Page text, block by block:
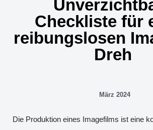
Checkliste für
reibungslosen
Dreh
März 2024
Die Produktion eines Imagefilms ist eine